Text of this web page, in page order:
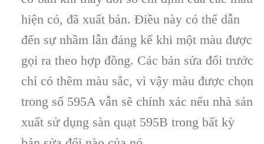
hiện có, đã xuất bản. Điều này có thể dẫn
đến sự nhầm lẫn đáng kể khi một màu được
gọi ra theo hợp đồng. Các bản sửa đổi trước
chỉ có thêm màu sắc, vì vậy màu được chọn
trong số 595A vẫn sẽ chính xác nếu nhà sản
xuất sử dụng sàn quạt 595B trong bất kỳ